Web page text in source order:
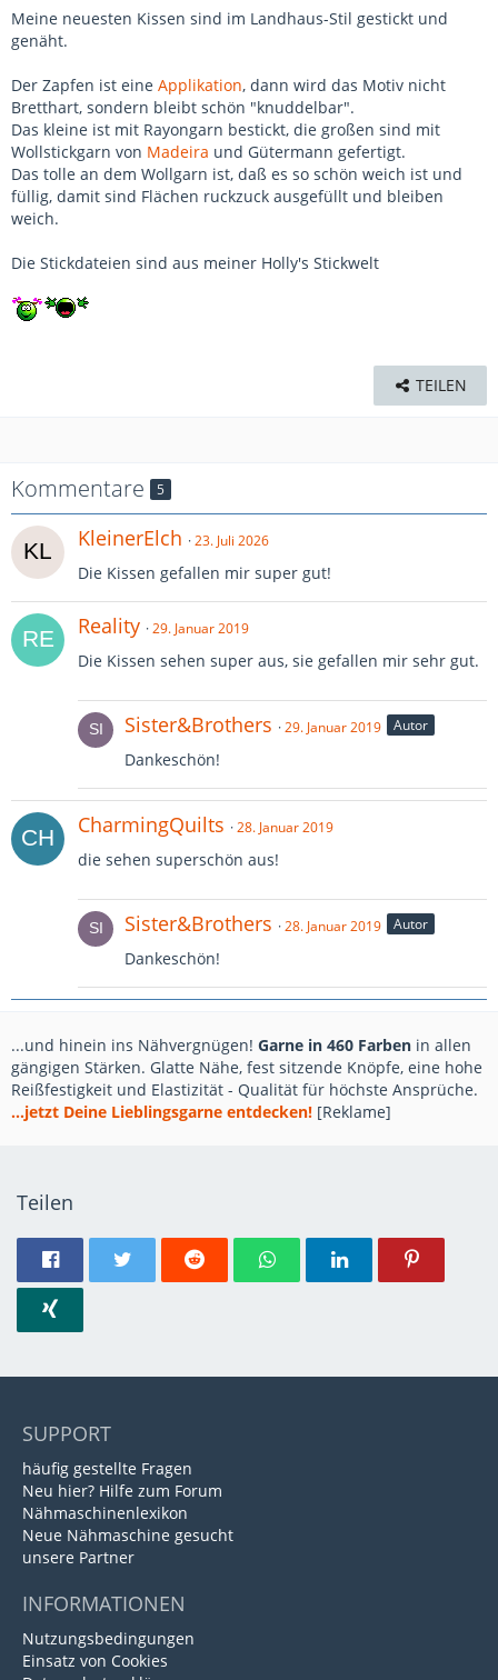
Meine neuesten Kissen sind im Landhaus-Stil gestickt und
genäht.
Der Zapfen ist eine Applikation, dann wird das Motiv nicht
Bretthart, sondern bleibt schön "knuddelbar".
Das kleine ist mit Rayongarn bestickt, die großen sind mit
Wollstickgarn von Madeira und Gütermann gefertigt.
Das tolle an dem Wollgarn ist, daß es so schön weich ist und
füllig, damit sind Flächen ruckzuck ausgefüllt und bleiben
weich.
Die Stickdateien sind aus meiner Holly's Stickwelt
TEILEN
Kommentare 5
KleinerElch 23. Juli 2026
Die Kissen gefallen mir super gut!
Reality 29. Januar 2019
Die Kissen sehen super aus, sie gefallen mir sehr gut.
Sister&Brothers 29. Januar 2019 Autor
Dankeschön!
CharmingQuilts 28. Januar 2019
die sehen superschön aus!
Sister&Brothers 28. Januar 2019 Autor
Dankeschön!
...und hinein ins Nähvergnügen! Garne in 460 Farben in allen
gängigen Stärken. Glatte Nähe, fest sitzende Knöpfe, eine hohe
Reißfestigkeit und Elastizität - Qualität für höchste Ansprüche.
...jetzt Deine Lieblingsgarne entdecken! [Reklame]
Teilen
SUPPORT
häufig gestellte Fragen
Neu hier? Hilfe zum Forum
Nähmaschinenlexikon
Neue Nähmaschine gesucht
unsere Partner
INFORMATIONEN
Nutzungsbedingungen
Einsatz von Cookies